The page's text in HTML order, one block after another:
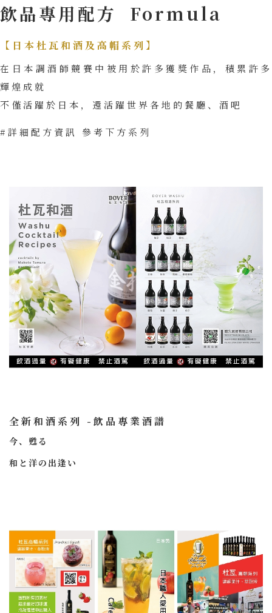
飲品專用配方 Formula
【日本杜瓦和酒及高帽系列】
在日本調酒師競賽中被用於許多獲獎作品，積累許多
輝煌成就
不僅活躍於日本，還活躍世界各地的餐廳、酒吧
#詳細配方資訊 參考下方系列
全新和酒系列 -飲品專業酒譜
今、甦る
和と洋の出逢い
將和酒融合東、西文化特色
把日本「和文化」春夏秋冬-完美呈現！
＃聯絡我們